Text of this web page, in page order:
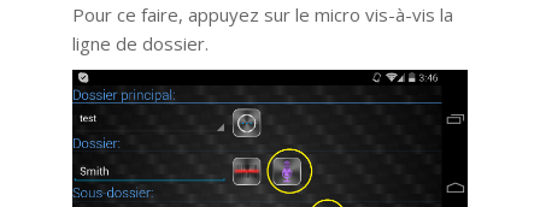
Pour ce faire, appuyez sur le micro vis-à-vis la
ligne de dossier.